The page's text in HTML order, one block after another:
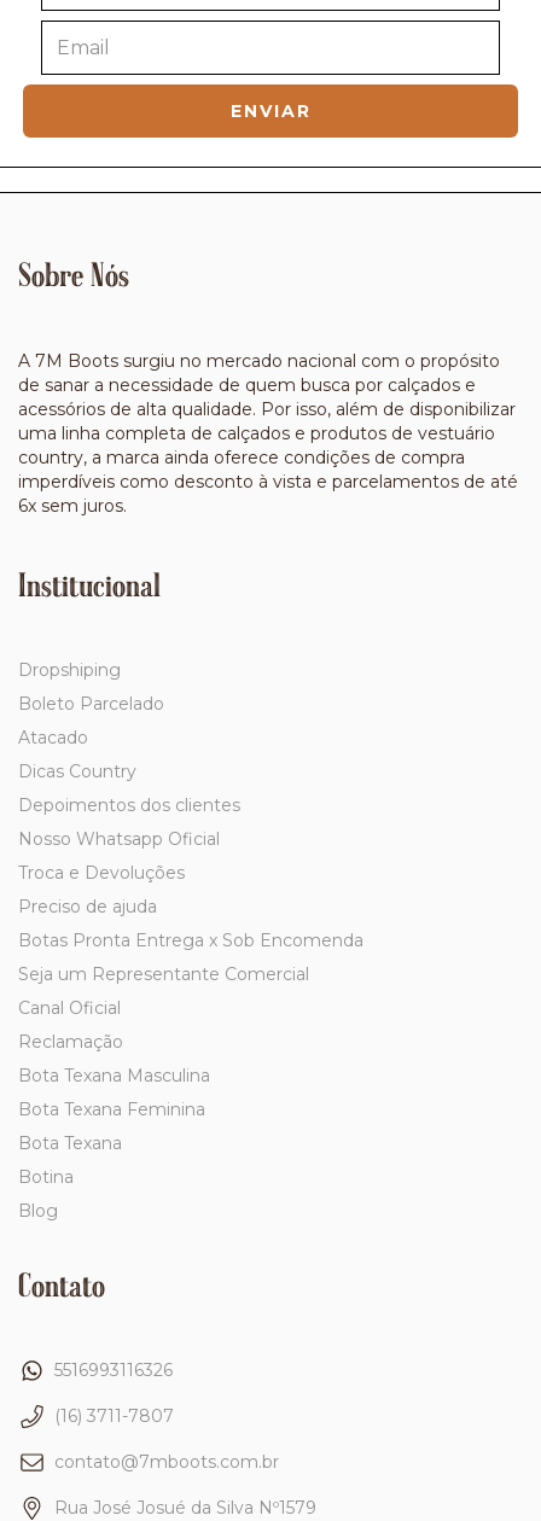
Sobre Nós
A 7M Boots surgiu no mercado nacional com o propósito
de sanar a necessidade de quem busca por calçados e
acessórios de alta qualidade. Por isso, além de disponibilizar
uma linha completa de calçados e produtos de vestuário
country, a marca ainda oferece condições de compra
imperdíveis como desconto à vista e parcelamentos de até
6x sem juros.
Institucional
Dropshiping
Boleto Parcelado
Atacado
Dicas Country
Depoimentos dos clientes
Nosso Whatsapp Oficial
Troca e Devoluções
Preciso de ajuda
Botas Pronta Entrega x Sob Encomenda
Seja um Representante Comercial
Canal Oficial
Reclamação
Bota Texana Masculina
Bota Texana Feminina
Bota Texana
Botina
Blog
Contato
5516993116326
(16) 3711-7807
contato@7mboots.com.br
Rua José Josué da Silva Nº1579